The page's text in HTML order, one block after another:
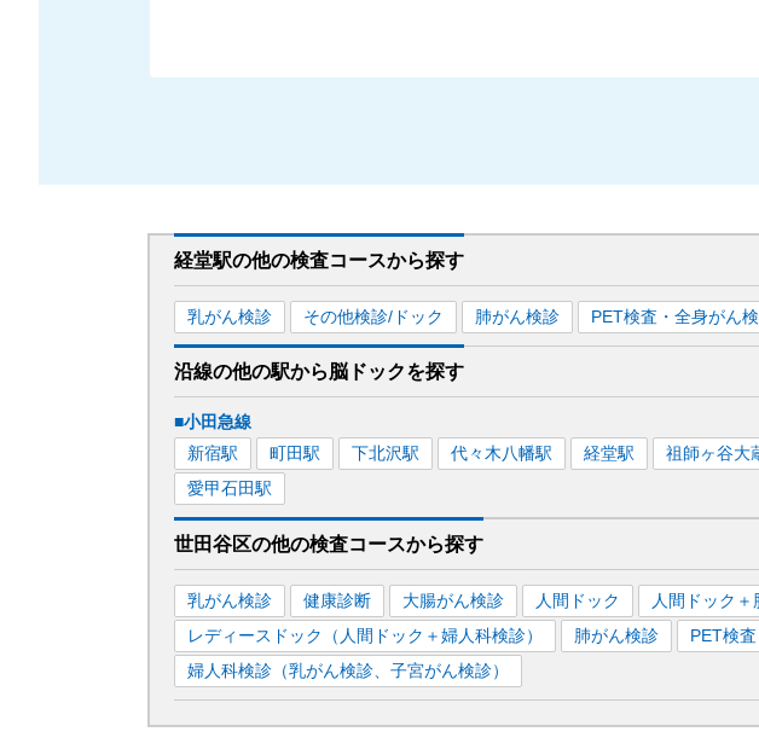
経堂駅の他の検査コースから探す
乳がん検診 その他検診/ドック 肺がん検診 PET検査・全身がん
沿線の他の駅から脳ドックを探す
■小田急線
新宿駅 町田駅 下北沢駅 代々木八幡駅 経堂駅 祖師ヶ谷大
愛甲石田駅
世田谷区の他の検査コースから探す
乳がん検診 健康診断 大腸がん検診 人間ドック 人間ドック＋
レディースドック（人間ドック＋婦人科検診）
肺がん検診 PET検
婦人科検診（乳がん検診、子宮がん検診）